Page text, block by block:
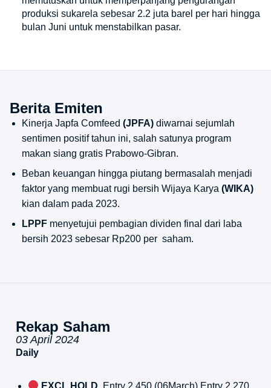
produksi sukarela sebesar 2.2 juta barel per hari hingga
bulan Juni untuk menstabilkan pasar.
Berita Emiten
Kinerja Japfa Comfeed (JPFA) diwarnai sejumlah
sentimen positif tahun ini, salah satunya program
makan siang gratis Prabowo-Gibran.
Beban keuangan hingga piutang bermasalah menjadi
faktor yang membuat rugi bersih Wijaya Karya (WIKA)
kian dalam pada 2023.
LPPF menyetujui pembagian dividen final dari laba
bersih 2023 sebesar Rp200 per saham.
Rekap Saham
03 April 2024
Daily
EXCL HOLD, Entry 2,450 (06March) Entry 2,270